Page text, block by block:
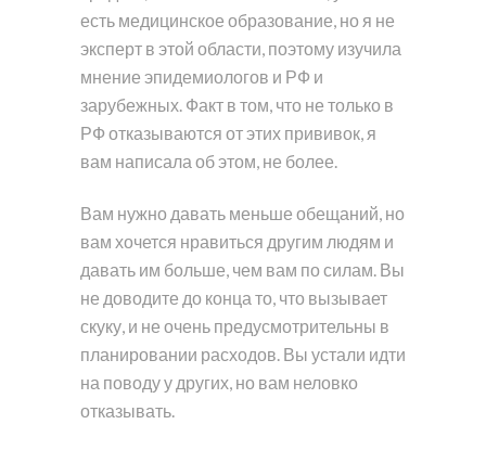
есть медицинское образование, но я не
эксперт в этой области, поэтому изучила
мнение эпидемиологов и РФ и
зарубежных. Факт в том, что не только в
РФ отказываются от этих прививок, я
вам написала об этом, не более.
Вам нужно давать меньше обещаний, но
вам хочется нравиться другим людям и
давать им больше, чем вам по силам. Вы
не доводите до конца то, что вызывает
скуку, и не очень предусмотрительны в
планировании расходов. Вы устали идти
на поводу у других, но вам неловко
отказывать.